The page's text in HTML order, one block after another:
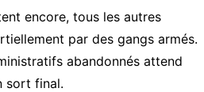
encore, tous les autres
par des gangs armés.
abandonnés attend
sort final.